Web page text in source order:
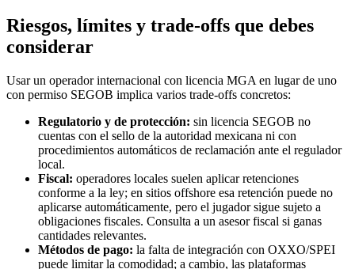
Riesgos, límites y trade-offs que debes
considerar
Usar un operador internacional con licencia MGA en lugar de uno
con permiso SEGOB implica varios trade-offs concretos:
Regulatorio y de protección: sin licencia SEGOB no
cuentas con el sello de la autoridad mexicana ni con
procedimientos automáticos de reclamación ante el regulador
local.
Fiscal: operadores locales suelen aplicar retenciones
conforme a la ley; en sitios offshore esa retención puede no
aplicarse automáticamente, pero el jugador sigue sujeto a
obligaciones fiscales. Consulta a un asesor fiscal si ganas
cantidades relevantes.
Métodos de pago: la falta de integración con OXXO/SPEI
puede limitar la comodidad; a cambio, las plataformas